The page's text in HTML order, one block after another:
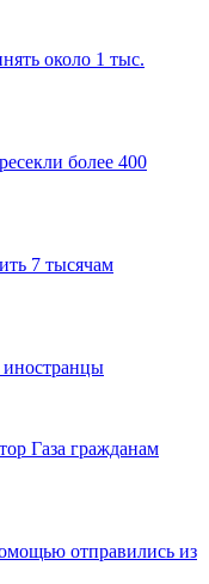
около 1 тыс.
более 400
7 тысячам
Газа гражданам
отправились из